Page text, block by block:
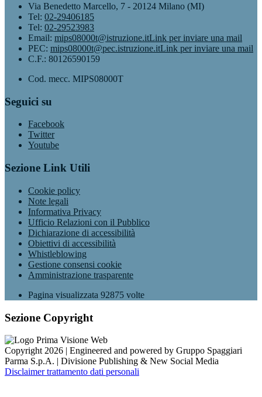
Via Benedetto Marcello, 7 - 20124 Milano (MI)
Tel: 02-29406185
Tel: 02-29523983
Email: mips08000t@istruzione.itLink per inviare una mail
PEC: mips08000t@pec.istruzione.itLink per inviare una mail
C.F.: 80126590159
Cod. mecc. MIPS08000T
Seguici su
Facebook
Twitter
Youtube
Sezione Link Utili
Cookie policy
Note legali
Informativa Privacy
Ufficio Relazioni con il Pubblico
Dichiarazione di accessibilità
Obiettivi di accessibilità
Whistleblowing
Gestione consensi cookie
Amministrazione trasparente
Pagina visualizzata 92875 volte
Sezione Copyright
Copyright 2026 | Engineered and powered by Gruppo Spaggiari
Parma S.p.A. | Divisione Publishing & New Social Media
Disclaimer trattamento dati personali